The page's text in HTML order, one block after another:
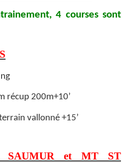
4 courses sont
récup 200m+10’
vallonné +15’
SAUMUR et MT ST